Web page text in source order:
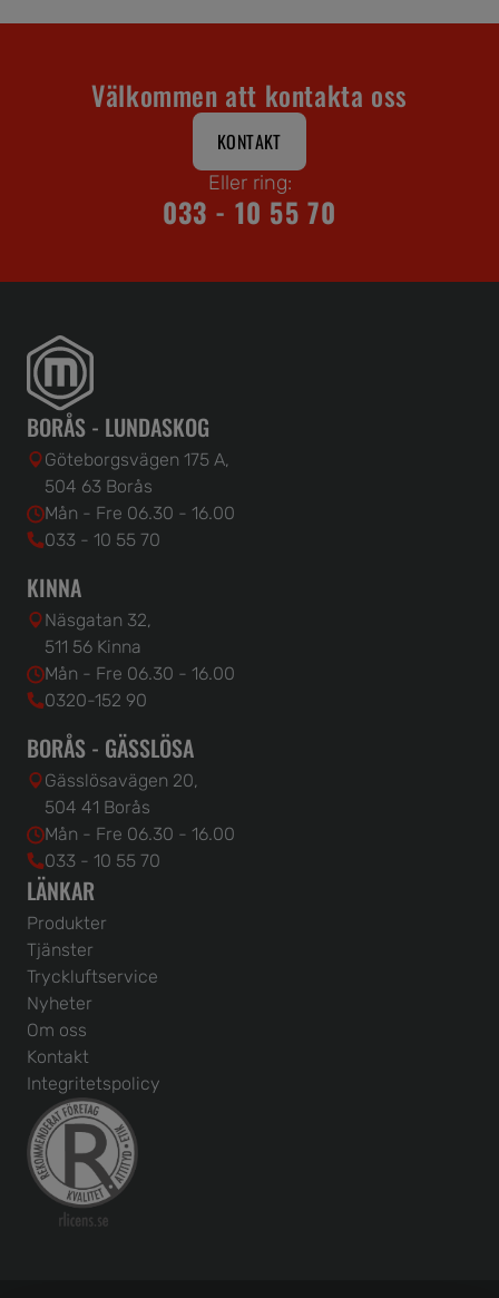
Välkommen att kontakta oss
KONTAKT
Eller ring:
033 - 10 55 70
BORÅS - LUNDASKOG
Göteborgsvägen 175 A,
504 63 Borås
Mån - Fre 06.30 - 16.00
033 - 10 55 70
KINNA
Näsgatan 32,
511 56 Kinna
Mån - Fre 06.30 - 16.00
0320-152 90
BORÅS - GÄSSLÖSA
Gässlösavägen 20,
504 41 Borås
Mån - Fre 06.30 - 16.00
033 - 10 55 70
LÄNKAR
Produkter
Tjänster
Tryckluftservice
Nyheter
Om oss
Kontakt
Integritetspolicy